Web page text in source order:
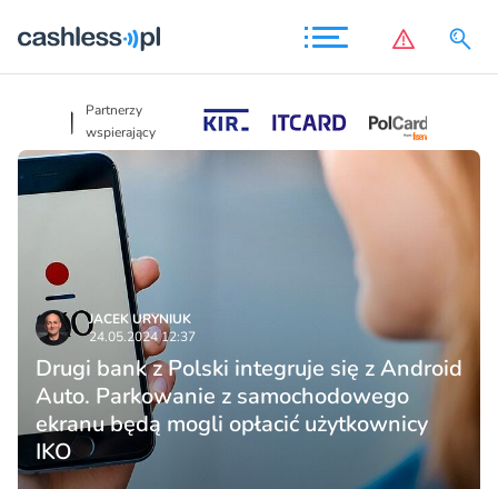
Partnerzy
wspierający
JACEK URYNIUK
24.05.2024 12:37
Drugi bank z Polski integruje się z Android
Auto. Parkowanie z samochodowego
ekranu będą mogli opłacić użytkownicy
IKO